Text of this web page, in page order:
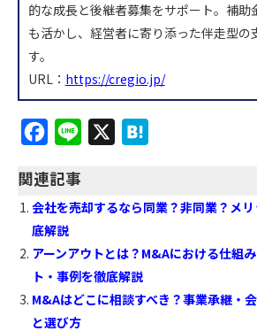
的な成長と後継者募集をサポート。補助
も活かし、経営者に寄り添った伴走型の
す。
URL： https://cregio.jp/
c
e
b
o
o
k
e
e
a
関連記事
会社を売却するなら同業？非同業？メ
底解説
アーンアウトとは？M&Aにおける仕組
ト・事例を徹底解説
M&Aはどこに相談すべき？事業承継・
と選び方